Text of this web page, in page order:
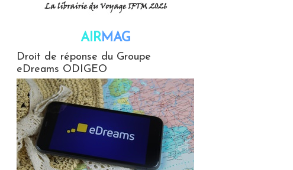
AIRMAG
Droit de réponse du Groupe
eDreams ODIGEO